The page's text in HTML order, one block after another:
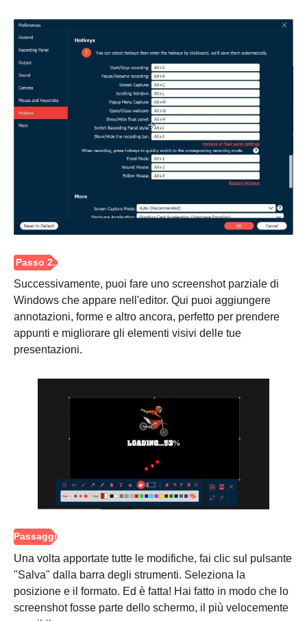
Successivamente, puoi fare uno screenshot parziale di
Windows che appare nell'editor. Qui puoi aggiungere
annotazioni, forme e altro ancora, perfetto per prendere
appunti e migliorare gli elementi visivi delle tue
presentazioni.
Una volta apportate tutte le modifiche, fai clic sul pulsante
"Salva" dalla barra degli strumenti. Seleziona la
posizione e il formato. Ed è fatta! Hai fatto in modo che lo
screenshot fosse parte dello schermo, il più velocemente